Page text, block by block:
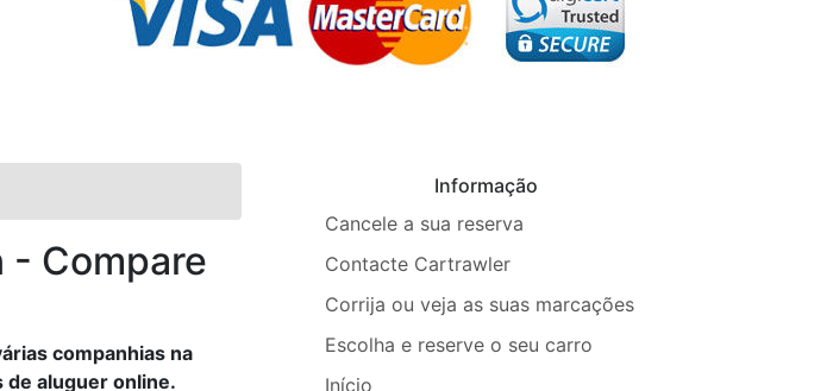
- Compare
companhias na
de aluguer online.
Informação
Cancele a sua reserva
Contacte Cartrawler
Corrija ou veja as suas marcações
Escolha e reserve o seu carro
Início